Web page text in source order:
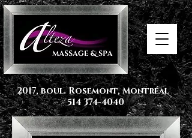
514 374-4040
2017, boul. Rosemont, Montréal